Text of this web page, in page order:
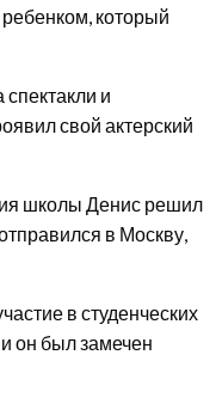
который
и
свой актерский
школы Денис решил
в Москву,
в студенческих
он был замечен